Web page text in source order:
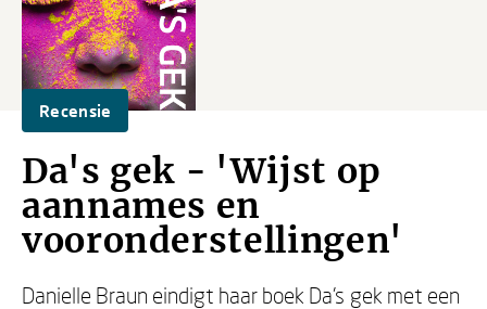
Recensie
Da's gek - 'Wijst op
aannames en
vooronderstellingen'
Danielle Braun eindigt haar boek Da’s gek met een